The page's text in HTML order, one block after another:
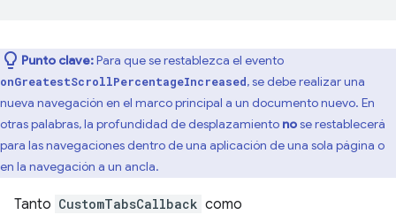
Punto clave:Para que se restablezca el evento
onGreatestScrollPercentageIncreased, se debe realizar una
nueva navegación en el marco principal a un documento nuevo. En
otras palabras, la profundidad de desplazamiento nose restablecerá
para las navegaciones dentro de una aplicación de una sola página o
en la navegación a un ancla.
Tanto CustomTabsCallback como